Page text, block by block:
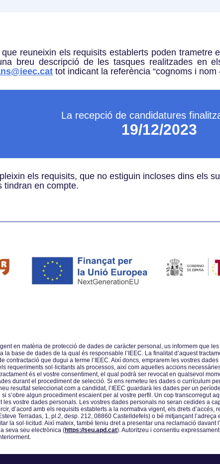
reuneixin els requisits establerts poden trametre
breu descripció de les tasques realitzades en
tot indicant la referència “cognoms i
La recepció de candidatures
19/12/2023
els requisits, que no estiguin incloses dins els
tindran en compte.
en matèria de protecció de dades de caràcter personal, us informem que
la base de dades de la qual és responsable lʼIEEC. La finalitat dʼaquest
contractació que dugui a terme lʼIEEC. Així doncs, emprarem les vostres
requeriments sol·licitants als processos, així com aquelles accions
és el vostre consentiment, el qual podrà ser revocat en qualsevol
durant el procediment de selecció. Si ens remeteu les dades o currículum
resultat seleccionat com a candidat, lʼIEEC guardarà les dades per un
sʼobre algun procediment escaient per al vostre perfil. Un cop transcorregut
les vostre dades personals. Les vostres dades personals no seran cedides a
dʼacord amb els requisits establerts a la normativa vigent, els drets
Terradas, 1, pl.2, desp. 212, 08860 Castelldefels) o bé mitjançant
la sol·licitud. Així mateix, també teniu dret a presentar una reclamació
seva seu electrònica (https://seu.apd.cat). Autoritzeu i consentiu